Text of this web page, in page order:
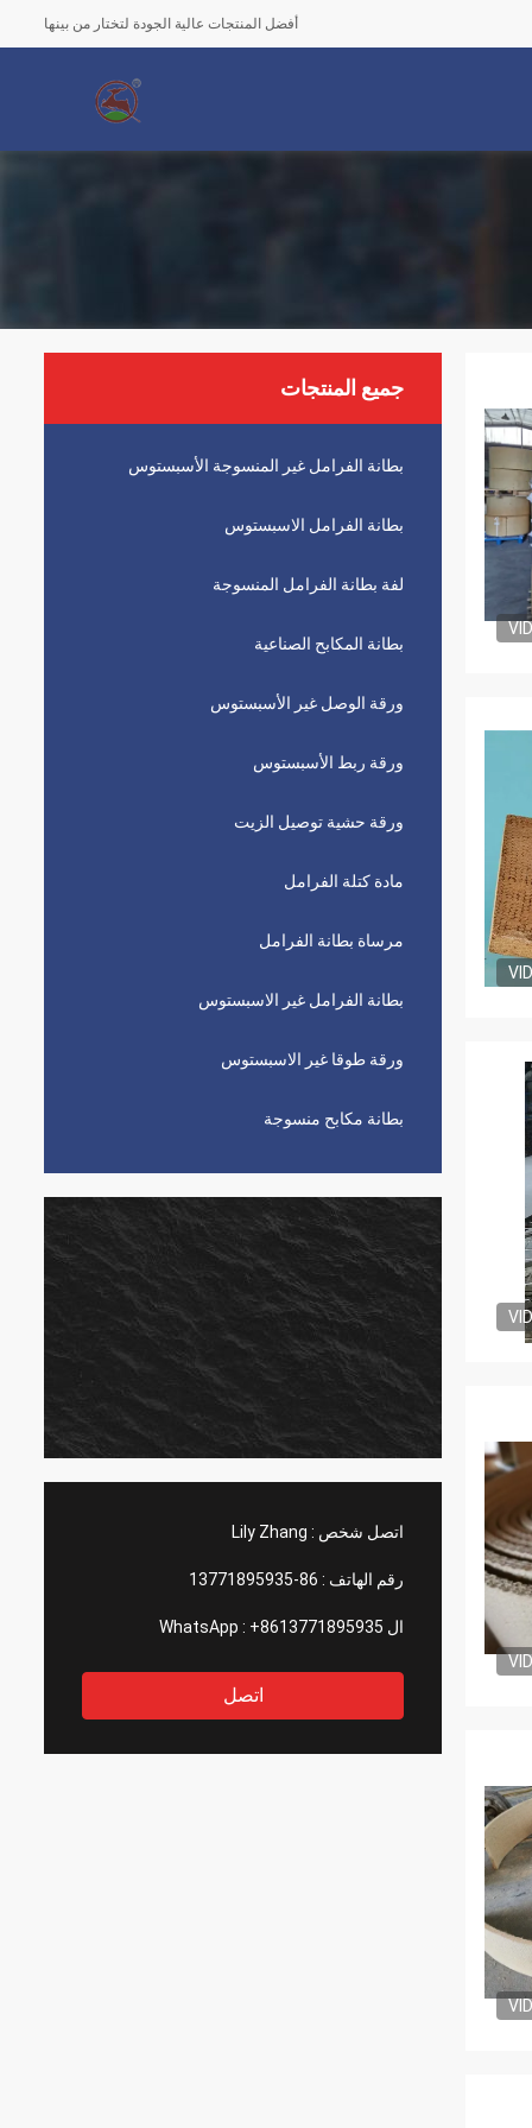
أفضل المنتجات عالية الجودة لتختار من بينها
جميع المنتجات
بطانة الفرامل غير المنسوجة الأسبستوس
بطانة الفرامل الاسبستوس
لفة بطانة الفرامل المنسوجة
بطانة المكابح الصناعية
ورقة الوصل غير الأسبستوس
ورقة ربط الأسبستوس
ورقة حشية توصيل الزيت
مادة كتلة الفرامل
مرساة بطانة الفرامل
بطانة الفرامل غير الاسبستوس
ورقة طوقا غير الاسبستوس
بطانة مكابح منسوجة
اتصل شخص : Lily Zhang
رقم الهاتف : 86-13771895935
ال WhatsApp : +8613771895935
اتصل